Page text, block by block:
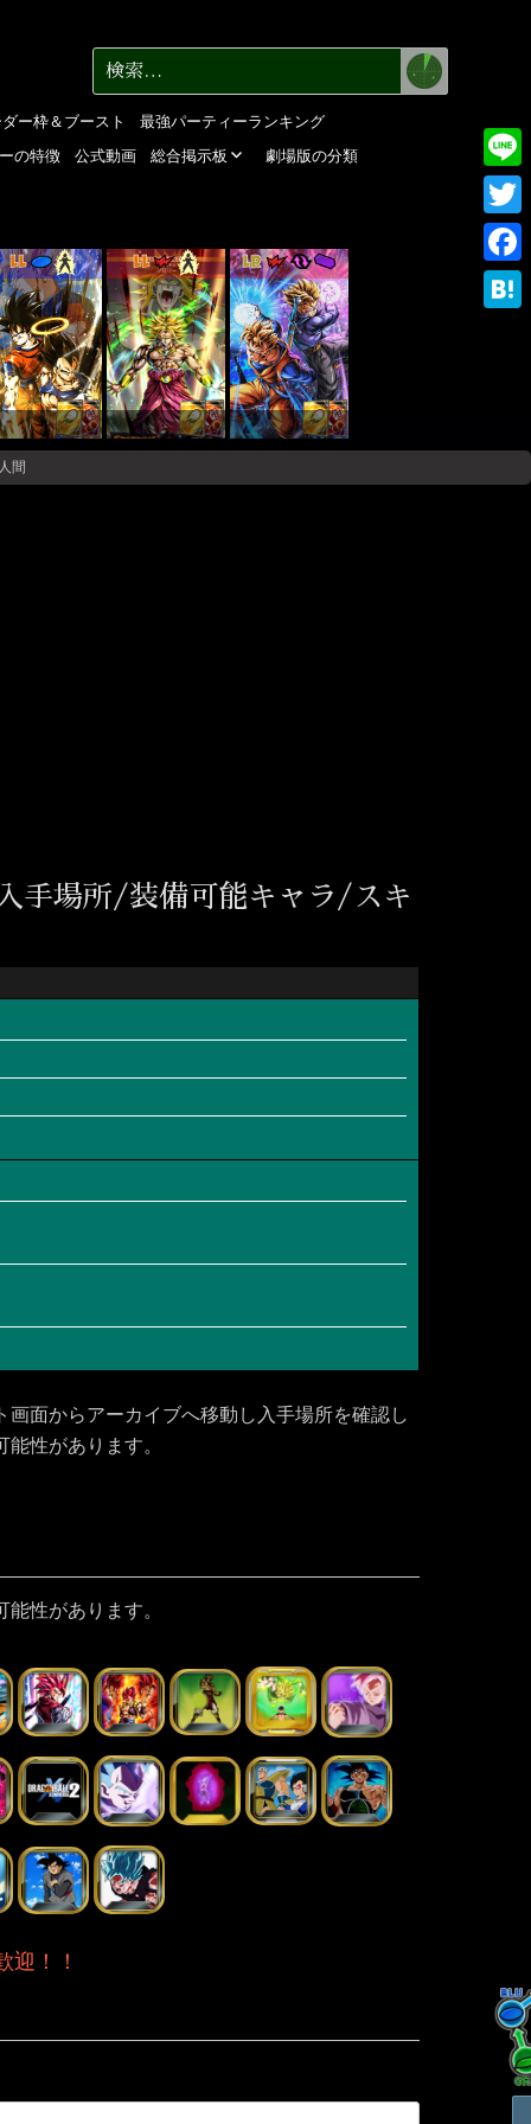
ー枠＆ブースト
最強パーティーランキング
の特徴
公式動画 総合掲示板 劇場版の分類
LL LL LR
間
手場所/装備可能キャラ/スキ
面からアーカイブへ移動し入手場所を確認し
性があります。
性があります。
迎！！
Line
検
索:
検
索